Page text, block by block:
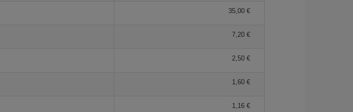
35,00 €
7,20 €
2,50 €
1,60 €
1,16 €